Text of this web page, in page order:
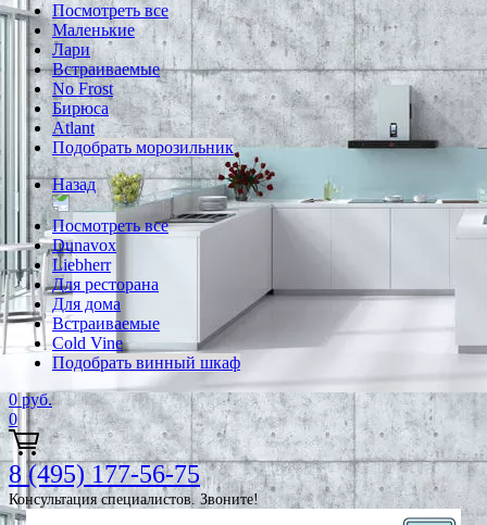
Посмотреть все
Маленькие
Лари
Встраиваемые
No Frost
Бирюса
Atlant
Подобрать морозильник
Назад
Посмотреть все
Dunavox
Liebherr
Для ресторана
Для дома
Встраиваемые
Cold Vine
Подобрать винный шкаф
0 руб.
0
8 (495) 177-56-75
Консультация специалистов. Звоните!